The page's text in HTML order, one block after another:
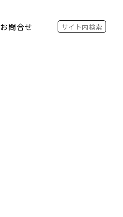
お問合せ Search for: